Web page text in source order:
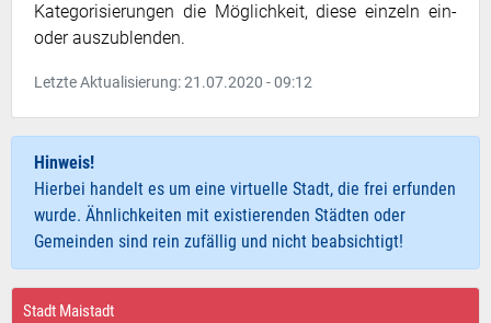
Kategorisierungen die Möglichkeit, diese einzeln ein-
oder auszublenden.
Letzte Aktualisierung: 21.07.2020 - 09:12
Hinweis!
Hierbei handelt es um eine virtuelle Stadt, die frei erfunden
wurde. Ähnlichkeiten mit existierenden Städten oder
Gemeinden sind rein zufällig und nicht beabsichtigt!
Stadt Maistadt